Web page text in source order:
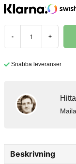
- +
Snabba leveranser
Beskrivning